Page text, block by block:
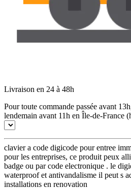
Livraison en 24 à 48h
Pour toute commande passée avant
lendemain avant 11h en Île-de-France
clavier a code digicode pour entree
pour les entreprises, ce produit peux
badge ou par code electronique . le digicode eff eff est IP66
waterproof et antivandalisme il peut s adapter sur la plupart des